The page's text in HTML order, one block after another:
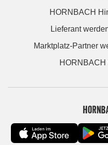
HORNBACH
Lieferant
Marktplatz-Partner